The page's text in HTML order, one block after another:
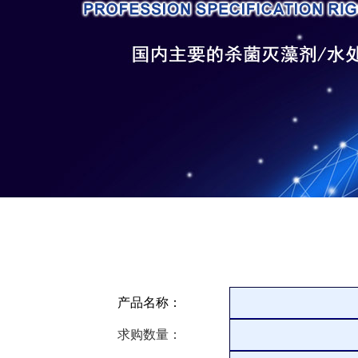
产品名称：
求购数量：